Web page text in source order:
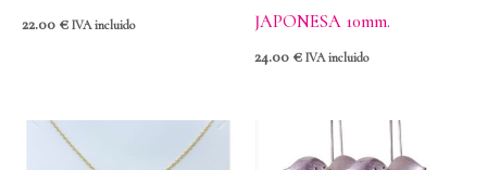
22.00 € IVA incluido
JAPONESA 10mm.
24.00 € IVA incluido